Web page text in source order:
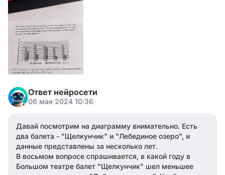
Ответ нейросети
06 мая 2024 10:36
Давай посмотрим на диаграмму внимательно. Есть
два балета - "Щелкунчик" и "Лебединое озеро", и
данные представлены за несколько лет.
В восьмом вопросе спрашивается, в какой году в
Большом театре балет "Щелкунчик" шел меньшее